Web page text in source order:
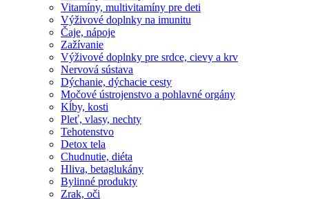
Vitamíny, multivitamíny pre deti
Výživové doplnky na imunitu
Čaje, nápoje
Zažívanie
Výživové doplnky pre srdce, cievy a krv
Nervová sústava
Dýchanie, dýchacie cesty
Močové ústrojenstvo a pohlavné orgány
Kĺby, kosti
Pleť, vlasy, nechty
Tehotenstvo
Detox tela
Chudnutie, diéta
Hliva, betaglukány
Bylinné produkty
Zrak, oči